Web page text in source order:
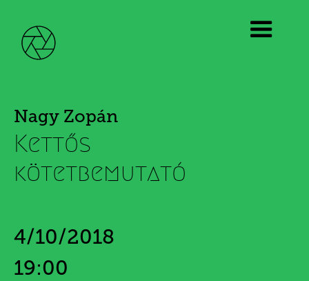
Nagy Zopán
Kettős
kötetbemutató
4/10/2018
19:00